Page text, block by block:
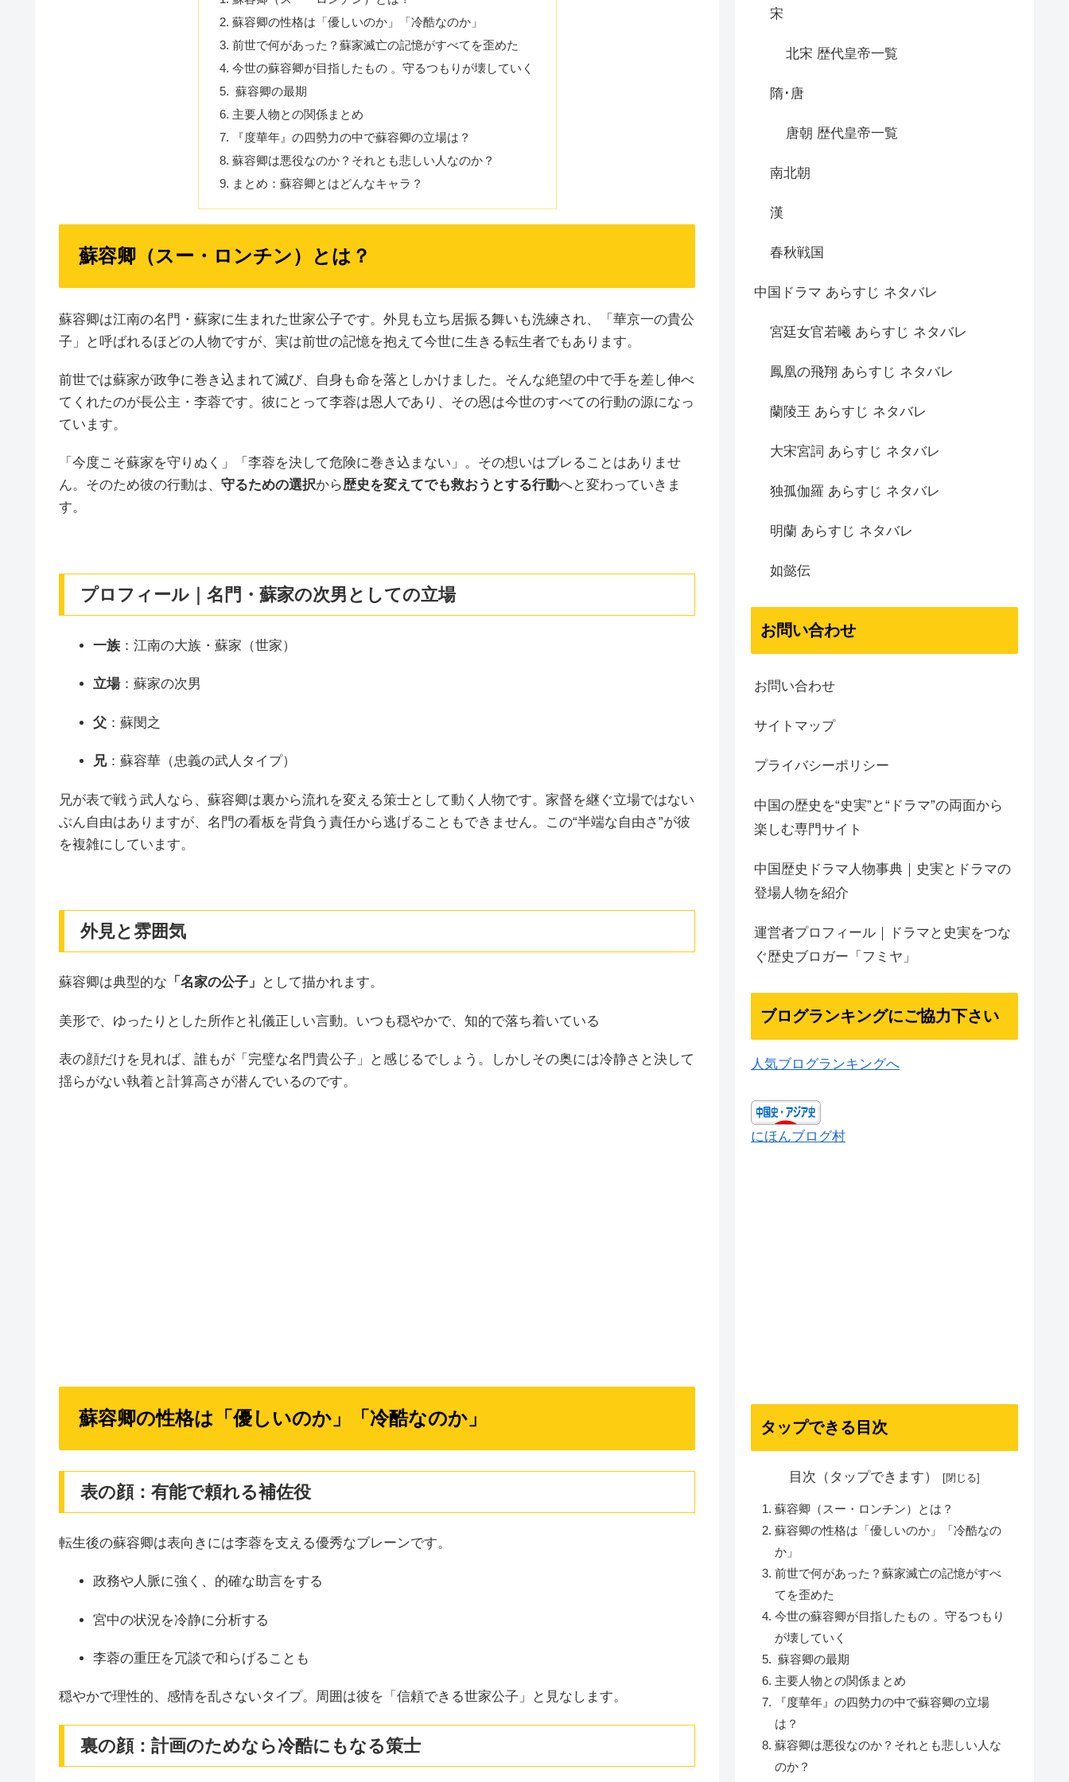
蘇容卿の性格は「優しいのか」「冷酷なのか」
前世で何があった？蘇家滅亡の記憶がすべてを歪めた
今世の蘇容卿が目指したもの 。守るつもりが壊していく
蘇容卿の最期
主要人物との関係まとめ
『度華年』の四勢力の中で蘇容卿の立場は？
蘇容卿は悪役なのか？それとも悲しい人なのか？
まとめ：蘇容卿とはどんなキャラ？
蘇容卿（スー・ロンチン）とは？
蘇容卿は江南の名門・蘇家に生まれた世家公子です。外見も立ち居振る舞いも洗練され、「華京一の貴公
子」と呼ばれるほどの人物ですが、実は前世の記憶を抱えて今世に生きる転生者でもあります。
前世では蘇家が政争に巻き込まれて滅び、自身も命を落としかけました。そんな絶望の中で手を差し伸べ
てくれたのが長公主・李蓉です。彼にとって李蓉は恩人であり、その恩は今世のすべての行動の源になっ
ています。
「今度こそ蘇家を守りぬく」「李蓉を決して危険に巻き込まない」。その想いはブレることはありませ
ん。そのため彼の行動は、 守るための選択から歴史を変えてでも救おうとする行動へと変わっていきま
す。
プロフィール｜名門・蘇家の次男としての立場
一族 ：江南の大族・蘇家（世家）
立場：蘇家の次男
父 ：蘇閔之
兄：蘇容華（忠義の武人タイプ）
兄が表で戦う武人なら、蘇容卿は裏から流れを変える策士として動く人物です。家督を継ぐ立場ではない
ぶん自由はありますが、名門の看板を背負う責任から逃げることもできません。この“半端な自由さ”が彼
を複雑にしています。
外見と雰囲気
蘇容卿は典型的な 「名家の公子」 として描かれます。
美形で、ゆったりとした所作と礼儀正しい言動。いつも穏やかで、知的で落ち着いている
表の顔だけを見れば、誰もが「完璧な名門貴公子」と感じるでしょう。しかしその奥には冷静さと決して
揺らがない執着と計算高さが潜んでいるのです。
蘇容卿の性格は「優しいのか」「冷酷なのか」
表の顔：有能で頼れる補佐役
転生後の蘇容卿は表向きには李蓉を支える優秀なブレーンです。
政務や人脈に強く、的確な助言をする
宮中の状況を冷静に分析する
李蓉の重圧を冗談で和らげることも
穏やかで理性的、感情を乱さないタイプ。周囲は彼を「信頼できる世家公子」と見なします。
裏の顔：計画のためなら冷酷にもなる策士
宋
北宋 歴代皇帝一覧
隋･唐
唐朝 歴代皇帝一覧
南北朝
漢
春秋戦国
中国ドラマ あらすじ ネタバレ
宮廷女官若曦 あらすじ ネタバレ
鳳凰の飛翔 あらすじ ネタバレ
蘭陵王 あらすじ ネタバレ
大宋宮詞 あらすじ ネタバレ
独孤伽羅 あらすじ ネタバレ
明蘭 あらすじ ネタバレ
如懿伝
お問い合わせ
お問い合わせ
サイトマップ
プライバシーポリシー
中国の歴史を“史実”と“ドラマ”の両面から
楽しむ専門サイト
中国歴史ドラマ人物事典｜史実とドラマの
登場人物を紹介
運営者プロフィール｜ドラマと史実をつな
ぐ歴史ブロガー「フミヤ」
ブログランキングにご協力下さい
人気ブログランキングへ
にほんブログ村
タップできる目次
目次（タップできます）
蘇容卿（スー・ロンチン）とは？
蘇容卿の性格は「優しいのか」「冷酷なの
か」
前世で何があった？蘇家滅亡の記憶がすべ
てを歪めた
今世の蘇容卿が目指したもの 。守るつもり
が壊していく
蘇容卿の最期
主要人物との関係まとめ
『度華年』の四勢力の中で蘇容卿の立場
は？
蘇容卿は悪役なのか？それとも悲しい人な
のか？